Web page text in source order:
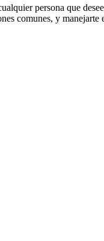
persona que
comunes, y